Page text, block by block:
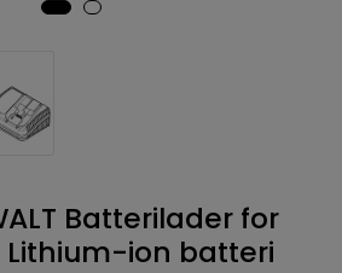
Batterilader for
Lithium-ion batteri